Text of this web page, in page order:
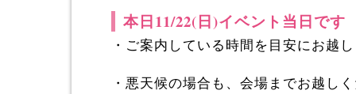
本日11/22(日)イベント当日です
・ご案内している時間を目安にお越
・悪天候の場合も、会場までお越し